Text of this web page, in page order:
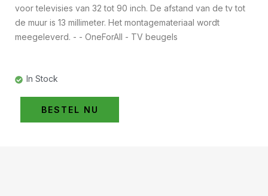
voor televisies van 32 tot 90 inch. De afstand van de tv tot
de muur is 13 millimeter. Het montagemateriaal wordt
meegeleverd. - - OneForAll - TV beugels
In Stock
BESTEL NU